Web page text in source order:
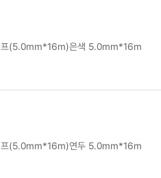
프(5.0mm*16m)은색 5.0mm*16m
프(5.0mm*16m)연두 5.0mm*16m